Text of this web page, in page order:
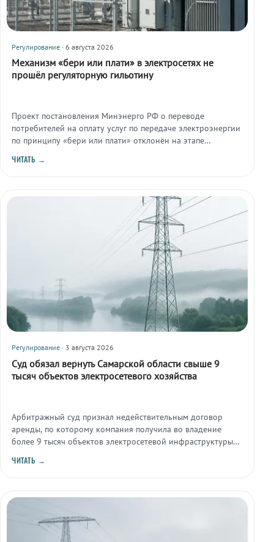
Регулирование · 6 августа 2026
Механизм «бери или плати» в электросетях не
прошёл регуляторную гильотину
Проект постановления Минэнерго РФ о переводе
потребителей на оплату услуг по передаче электроэнергии
по принципу «бери или плати» отклонён на этапе
31 июля.
ЧИТАТЬ →
Регулирование · 3 августа 2026
Суд обязал вернуть Самарской области свыше 9
тысяч объектов электросетевого хозяйства
Арбитражный суд признал недействительным договор
аренды, по которому компания получила во владение
более 9 тысяч объектов электросетевой инфраструктуры
ЧИТАТЬ →